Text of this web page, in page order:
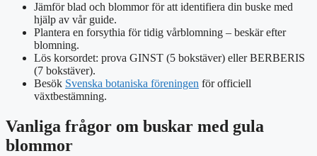
Jämför blad och blommor för att identifiera din buske med
hjälp av vår guide.
Plantera en forsythia för tidig vårblomning – beskär efter
blomning.
Lös korsordet: prova GINST (5 bokstäver) eller BERBERIS
(7 bokstäver).
Besök Svenska botaniska föreningen för officiell
växtbestämning.
Vanliga frågor om buskar med gula
blommor